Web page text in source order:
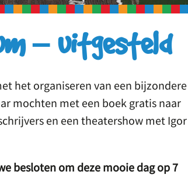
– uitgesteld
het organiseren van een bijzondere
mochten met een boek gratis naar
en een theatershow met Igor
besloten om deze mooie dag op 7